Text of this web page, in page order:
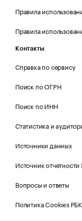
Правила
Правила
Контакты
Справка по сервису
Поиск по ОГРН
Поиск по ИНН
Статистика и
Источники данных
Источник
Вопросы и ответы
Политика Cookies РБК